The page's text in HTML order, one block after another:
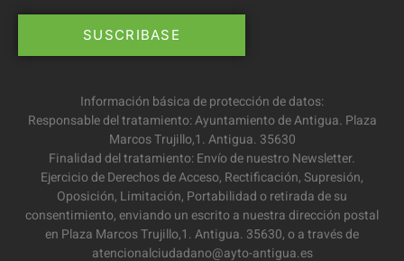
Información básica de protección de datos:
Responsable del tratamiento: Ayuntamiento de Antigua. Plaza
Marcos Trujillo,1. Antigua. 35630
Finalidad del tratamiento: Envío de nuestro Newsletter.
Ejercicio de Derechos de Acceso, Rectificación, Supresión,
Oposición, Limitación, Portabilidad o retirada de su
consentimiento, enviando un escrito a nuestra dirección postal
en Plaza Marcos Trujillo,1. Antigua. 35630, o a través de
atencionalciudadano@ayto-antigua.es